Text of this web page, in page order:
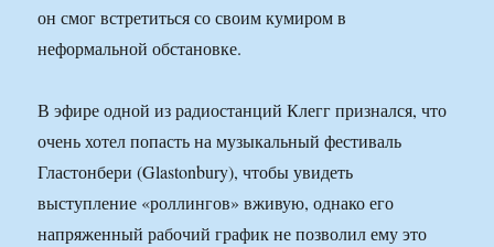
он смог встретиться со своим кумиром в
неформальной обстановке.
В эфире одной из радиостанций Клегг признался, что
очень хотел попасть на музыкальный фестиваль
Гластонбери (Glastonbury), чтобы увидеть
выступление «роллингов» вживую, однако его
напряженный рабочий график не позволил ему это